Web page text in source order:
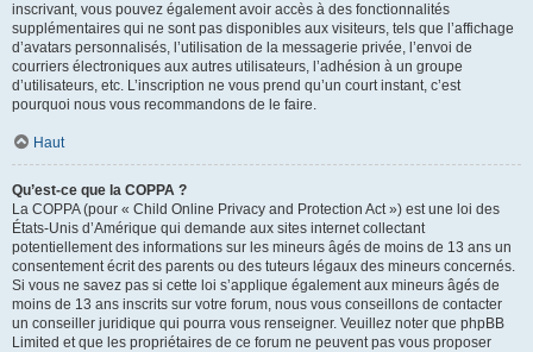
inscrivant, vous pouvez également avoir accès à des fonctionnalités
supplémentaires qui ne sont pas disponibles aux visiteurs, tels que l’affichage
d’avatars personnalisés, l’utilisation de la messagerie privée, l’envoi de
courriers électroniques aux autres utilisateurs, l’adhésion à un groupe
d’utilisateurs, etc. L’inscription ne vous prend qu’un court instant, c’est
pourquoi nous vous recommandons de le faire.
Haut
Qu’est-ce que la COPPA ?
La COPPA (pour « Child Online Privacy and Protection Act ») est une loi des
États-Unis d’Amérique qui demande aux sites internet collectant
potentiellement des informations sur les mineurs âgés de moins de 13 ans un
consentement écrit des parents ou des tuteurs légaux des mineurs concernés.
Si vous ne savez pas si cette loi s’applique également aux mineurs âgés de
moins de 13 ans inscrits sur votre forum, nous vous conseillons de contacter
un conseiller juridique qui pourra vous renseigner. Veuillez noter que phpBB
Limited et que les propriétaires de ce forum ne peuvent pas vous proposer